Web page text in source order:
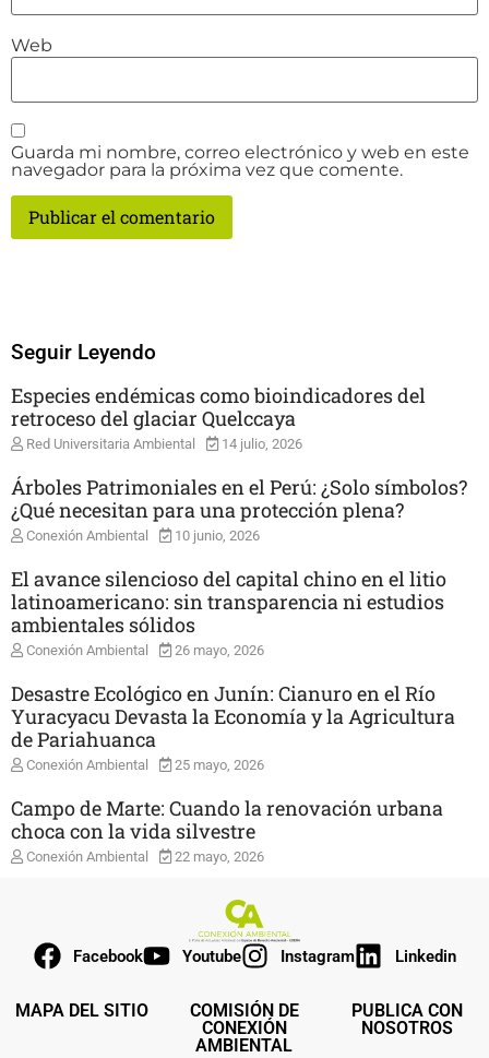
Web
Guarda mi nombre, correo electrónico y web en este
navegador para la próxima vez que comente.
Seguir Leyendo
Especies endémicas como bioindicadores del
retroceso del glaciar Quelccaya
Red Universitaria Ambiental 14 julio, 2026
Árboles Patrimoniales en el Perú: ¿Solo símbolos?
¿Qué necesitan para una protección plena?
Conexión Ambiental 10 junio, 2026
El avance silencioso del capital chino en el litio
latinoamericano: sin transparencia ni estudios
ambientales sólidos
Conexión Ambiental 26 mayo, 2026
Desastre Ecológico en Junín: Cianuro en el Río
Yuracyacu Devasta la Economía y la Agricultura
de Pariahuanca
Conexión Ambiental 25 mayo, 2026
Campo de Marte: Cuando la renovación urbana
choca con la vida silvestre
Conexión Ambiental 22 mayo, 2026
Facebook Youtube Instagram Linkedin
MAPA DEL SITIO
COMISIÓN DE
CONEXIÓN
AMBIENTAL
PUBLICA CON
NOSOTROS